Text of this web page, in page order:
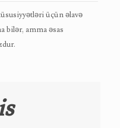
üçün əlavə
bilər, amma əsas